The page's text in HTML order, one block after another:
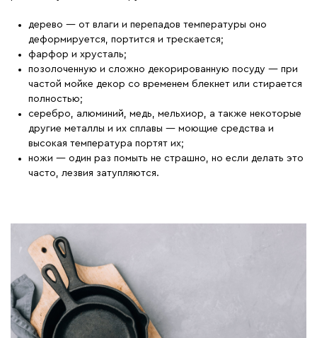
дерево — от влаги и перепадов температуры оно
деформируется, портится и трескается;
фарфор и хрусталь;
позолоченную и сложно декорированную посуду — при
частой мойке декор со временем блекнет или стирается
полностью;
серебро, алюминий, медь, мельхиор, а также некоторые
другие металлы и их сплавы — моющие средства и
высокая температура портят их;
ножи — один раз помыть не страшно, но если делать это
часто, лезвия затупляются.